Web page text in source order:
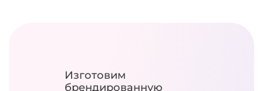
Изготовим
брендированную